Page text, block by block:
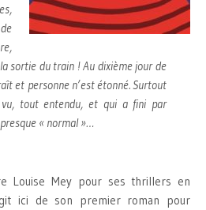
sortie du train ! Au dixième jour de
et personne n’est étonné. Surtout
tout entendu, et qui a fini par
« normal »…
Louise Mey pour ses thrillers en
ici de son premier roman pour